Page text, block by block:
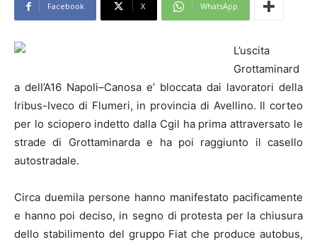
Facebook X WhatsApp
L’uscita
Grottaminard
a dell’A16 Napoli–Canosa e’ bloccata dai lavoratori della
Iribus-Iveco di Flumeri, in provincia di Avellino. Il corteo
per lo sciopero indetto dalla Cgil ha prima attraversato le
strade di Grottaminarda e ha poi raggiunto il casello
autostradale.
Circa duemila persone hanno manifestato pacificamente
e hanno poi deciso, in segno di protesta per la chiusura
dello stabilimento del gruppo Fiat che produce autobus,